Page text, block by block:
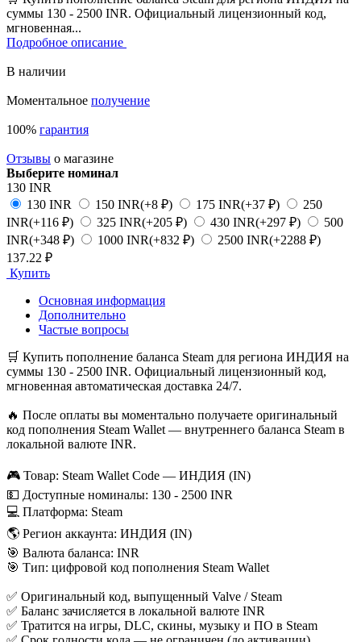
суммы 130 - 2500 INR. Официальный лицензионный код,
мгновенная...
Подробное описание
В наличии
Моментальное получение
100% гарантия
Отзывы о магазине
Выберите номинал
130 INR
130 INR
150 INR(+8 ₽) 175 INR(+37 ₽)
250
INR(+116 ₽) 325 INR(+205 ₽) 430 INR(+297 ₽)
500
INR(+348 ₽) 1000 INR(+832 ₽) 2500 INR(+2288 ₽)
137.22 ₽
Купить
Основная информация
Дополнительно
Частые вопросы
🛒 Купить пополнение баланса Steam для региона ИНДИЯ на
суммы 130 - 2500 INR. Официальный лицензионный код,
мгновенная автоматическая доставка 24/7.
🔥 После оплаты вы моментально получаете оригинальный
код пополнения Steam Wallet — внутреннего баланса Steam в
локальной валюте INR.
🎮 Товар: Steam Wallet Code — ИНДИЯ (IN)
💵 Доступные номиналы: 130 - 2500 INR
💻 Платформа: Steam
🌎 Регион аккаунта: ИНДИЯ (IN)
🎯 Валюта баланса: INR
🎯 Тип: цифровой код пополнения Steam Wallet
✅ Оригинальный код, выпущенный Valve / Steam
✅ Баланс зачисляется в локальной валюте INR
✅ Тратится на игры, DLC, скины, музыку и ПО в Steam